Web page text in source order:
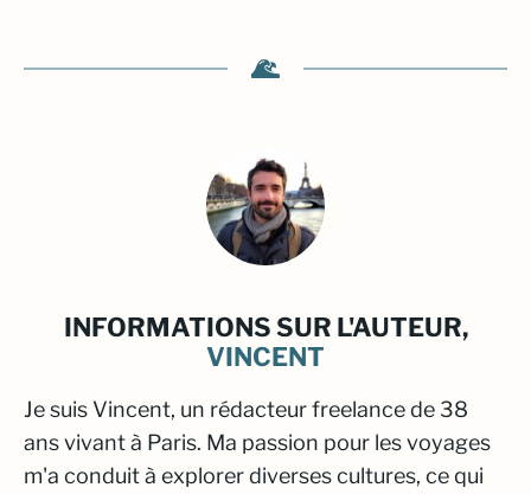
INFORMATIONS SUR L'AUTEUR,
VINCENT
Je suis Vincent, un rédacteur freelance de 38
ans vivant à Paris. Ma passion pour les voyages
m'a conduit à explorer diverses cultures, ce qui